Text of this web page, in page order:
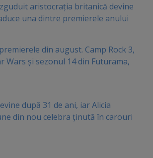
aristocrația britanică devine
una dintre premierele anului
din august. Camp Rock 3,
Wars și sezonul 14 din Futurama,
după 31 de ani, iar Alicia
din nou celebra ținută în carouri